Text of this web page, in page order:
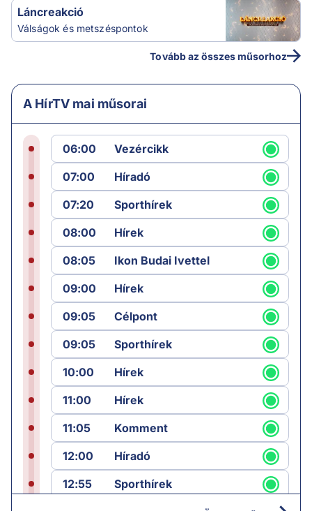
Láncreakció
Válságok és metszéspontok
Tovább az összes műsorhoz
A HírTV mai műsorai
06:00
Vezércikk
07:00
Híradó
07:20
Sporthírek
08:00
Hírek
08:05
Ikon Budai Ivettel
09:00
Hírek
09:05
Célpont
09:05
Sporthírek
10:00
Hírek
11:00
Hírek
11:05
Komment
12:00
Híradó
12:55
Sporthírek